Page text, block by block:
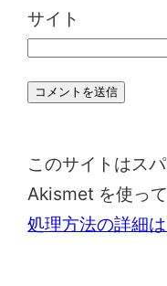
サイト
このサイトはス
Akismet を使って
処理方法の詳細